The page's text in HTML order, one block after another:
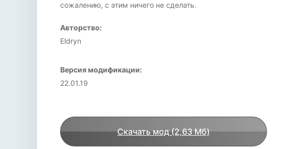
сожалению, с этим ничего не сделать.
Авторство:
Eldryn
Версия модификации:
22.01.19
Скачать мод (2,63 Мб)